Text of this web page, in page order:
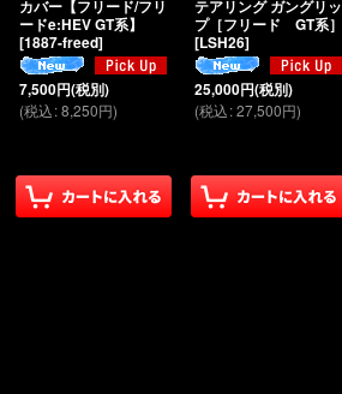
カバー【フリード/フリ
ードe:HEV GT系】
[1887-freed]
7,500円(税別)
(税込:8,250円)
テアリング ガングリッ
プ［フリード GT系］
[LSH26]
25,000円(税別)
(税込:27,500円)